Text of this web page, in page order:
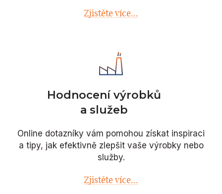
Zjistěte více...
Hodnocení výrobků
a služeb
Online dotazníky vám pomohou získat inspiraci
a tipy, jak efektivně zlepšit vaše výrobky nebo
služby.
Zjistěte více...